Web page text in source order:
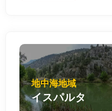
地中海地域
イスパルタ